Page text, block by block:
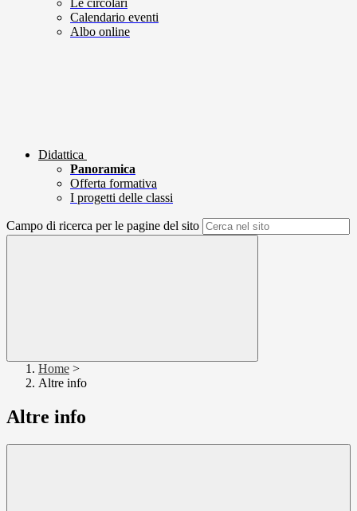
Le circolari
Calendario eventi
Albo online
Didattica
Panoramica
Offerta formativa
I progetti delle classi
Campo di ricerca per le pagine del sito
Home >
Altre info
Altre info